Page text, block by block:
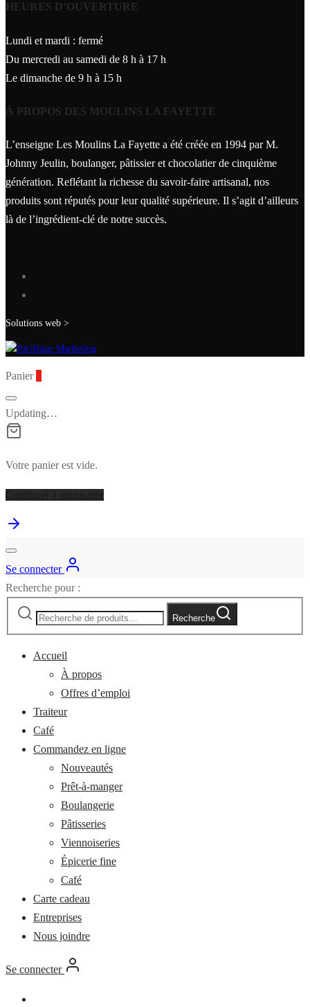
HEURES D’OUVERTURE
Lundi et mardi : fermé
Du mercredi au samedi de 8 h à 17 h
Le dimanche de 9 h à 15 h
À PROPOS DES MOULINS LA FAYETTE
L’enseigne Les Moulins La Fayette a été créée en 1994 par M.
Johnny Jeulin, boulanger, pâtissier et chocolatier de cinquième
génération. Reflétant la richesse du savoir-faire artisanal, nos
produits sont réputés pour leur qualité supérieure. Il s’agit d’ailleurs
là de l’ingrédient-clé de notre succès.
Solutions web >
Panier
Updating…
Votre panier est vide.
Se connecter
Recherche pour :
Recherche
Accueil
À propos
Offres d’emploi
Traiteur
Café
Commandez en ligne
Nouveautés
Prêt-à-manger
Boulangerie
Pâtisseries
Viennoiseries
Épicerie fine
Café
Carte cadeau
Entreprises
Nous joindre
Se connecter